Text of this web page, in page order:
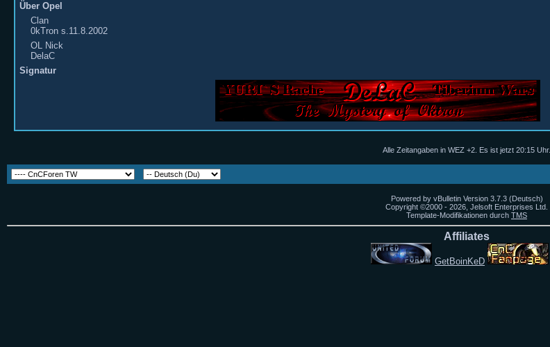
Über Opel
Clan
0kTron s.11.8.2002
OL Nick
DelaC
Signatur
Alle Zeitangaben in WEZ +2. Es ist jetzt 20:15 Uhr.
Powered by vBulletin Version 3.7.3 (Deutsch)
Copyright ©2000 - 2026, Jelsoft Enterprises Ltd.
Template-Modifikationen durch TMS
Affiliates
GetBoinKeD